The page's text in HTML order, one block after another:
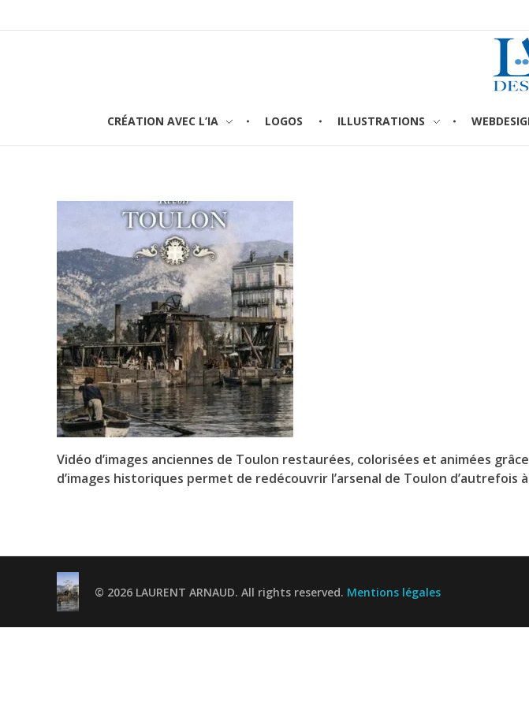
CRÉATION AVEC L’IA LOGOS ILLUSTRATIONS
Vidéo d’images anciennes de Toulon restaurées, colorisées et animées
d’images historiques permet de redécouvrir l’arsenal de Toulon
© 2026 LAURENT ARNAUD. All rights reserved. Mentions légales